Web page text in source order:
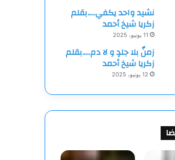
نشيد واحد يكفي…..بقلم
زكريا شيخ أحمد
11 يونيو، 2025
زمنٌ بلا جلدٍ و لا دم…..بقلم
زكريا شيخ أحمد
12 يونيو، 2025